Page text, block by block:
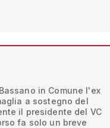
in Comune l'ex
a sostegno del
il presidente del VC
fa solo un breve